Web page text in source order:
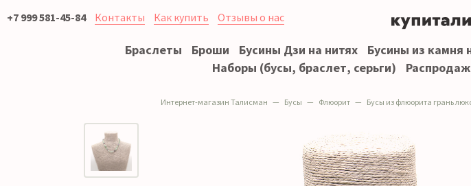
+7 999 581-45-84 Контакты Как купить Отзывы о нас
Браслеты Броши Бусины Дзи на нитях Бусины из камня
Наборы (бусы, браслет, серьги)
Интернет-магазин Талисман Бусы Флюорит Бусы из флюорита грань люкс